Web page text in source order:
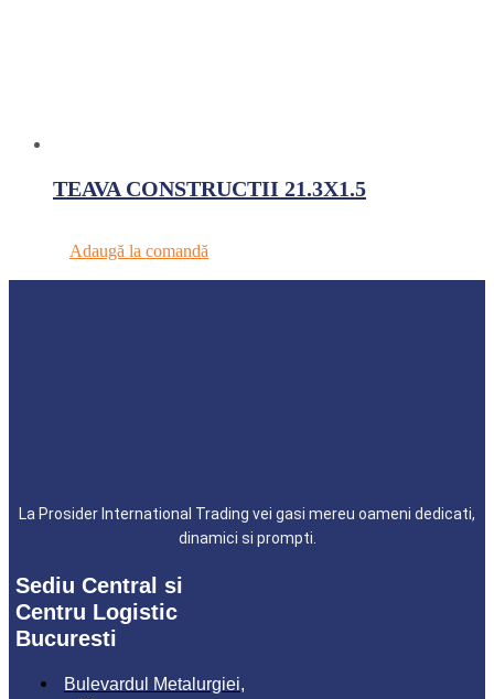
TEAVA CONSTRUCTII 21.3X1.5
Adaugă la comandă
La Prosider International Trading vei gasi mereu oameni dedicati,
dinamici si prompti.
Sediu Central si
Centru Logistic
Bucuresti
Bulevardul Metalurgiei,